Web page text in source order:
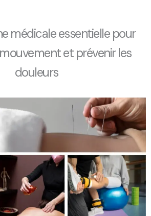
médicale essentielle pour
et prévenir les
douleurs